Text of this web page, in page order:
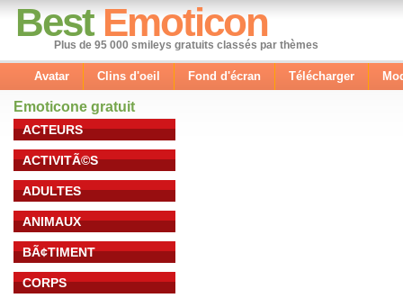
Best Emoticon
Plus de 95 000 smileys gratuits classés par thèmes
Avatar Clins d'oeil Fond d'écran Télécharger
Emoticone gratuit
ACTEURS
ACTIVITÃ©S
ADULTES
ANIMAUX
BÃ¢TIMENT
CORPS